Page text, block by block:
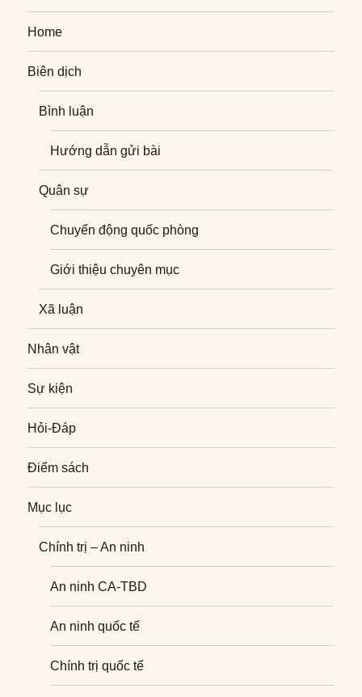
Home
Biên dịch
Bình luận
Hướng dẫn gửi bài
Quân sự
Chuyển động quốc phòng
Giới thiệu chuyên mục
Xã luận
Nhân vật
Sự kiện
Hỏi-Đáp
Điểm sách
Mục lục
Chính trị – An ninh
An ninh CA-TBD
An ninh quốc tế
Chính trị quốc tế